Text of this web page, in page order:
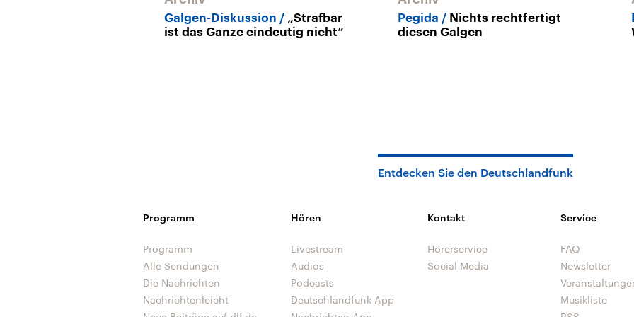
Galgen-Diskussion
„Strafbar
ist das Ganze eindeutig nicht“
Pegida
Nichts rechtfertigt
diesen Galgen
Entdecken Sie den Deutschlandfunk
Programm
Programm
Alle Sendungen
Die Nachrichten
Nachrichtenleicht
Hören
Livestream
Audios
Podcasts
Deutschlandfunk App
Kontakt
Hörerservice
Social Media
Service
FAQ
Newsletter
Musikliste